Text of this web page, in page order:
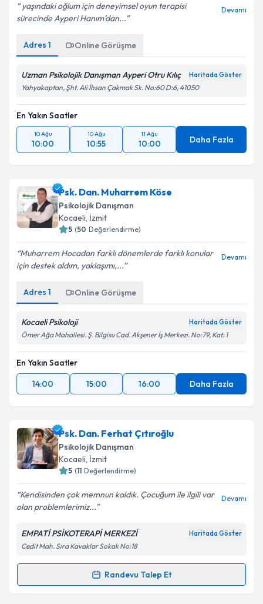
yaşındaki oğlum için deneyimsel oyun terapisi
sürecinde Ayperi Hanım’dan...
Devamı
Adres 1 Online Görüşme
Uzman Psikolojik Danışman Ayperi Otru Kılıç Haritada Göster
Yahyakaptan, Şht. Ali İhsan Çakmak Sk. No:60 D:6, 41050
En Yakın Saatler
10 Ağu
10:00
10 Ağu
10:55
11 Ağu
10:00 Daha Fazla
Psk. Dan. Muharrem Köse
Psikolojik Danışman
Kocaeli, İzmit
5 (50 Değerlendirme)
Muharrem Hocadan farklı dönemlerde farklı konular
için destek aldım, yaklaşımı,...
Devamı
Adres 1 Online Görüşme
Kocaeli Psikoloji Haritada Göster
Ömer Ağa Mahallesi. Ş. Bilgisu Cad. Akşener İş Merkezi. No:79, Kat: 1
En Yakın Saatler
14:00
15:00 16:00 Daha Fazla
Psk. Dan. Ferhat Çıtıroğlu
Psikolojik Danışman
Kocaeli, İzmit
5 (11 Değerlendirme)
Kendisinden çok memnun kaldık. Çocuğum ile ilgili var
olan problemlerimiz...
Devamı
EMPATİ PSİKOTERAPİ MERKEZİ Haritada Göster
Cedit Mah. Sıra Kavaklar Sokak No:18
Randevu Talep Et
Randevu Takvimi Talebi